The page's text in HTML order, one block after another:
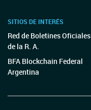
SITIOS DE INTERÉS
Red de Boletines Oficiales
de la R. A.
BFA Blockchain Federal
Argentina